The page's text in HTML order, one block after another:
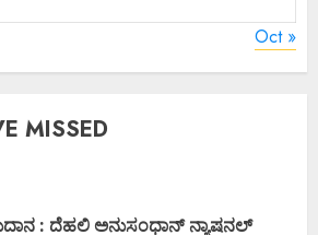
Oct »
MISSED
: ದೆಹಲಿ ಅನುಸಂಧಾನ್ ನ್ಯಾಷನಲ್